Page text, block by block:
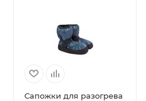
Сапожки для разогрева